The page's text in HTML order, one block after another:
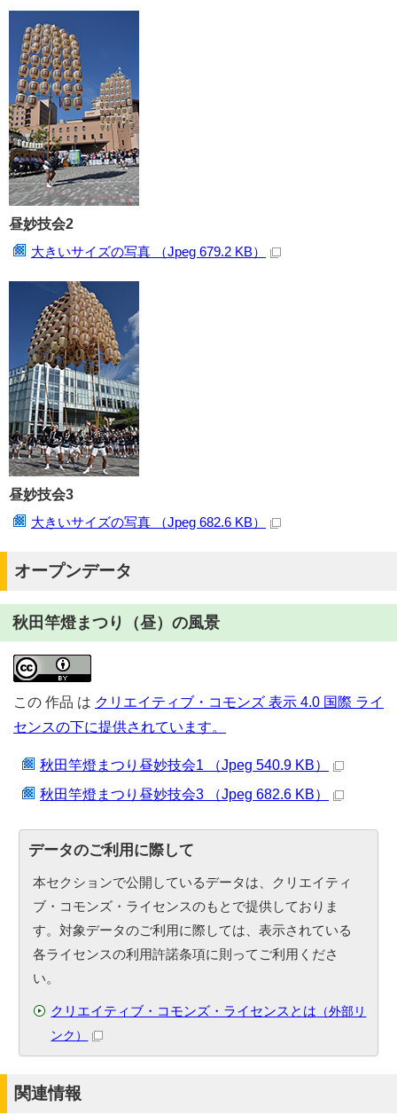
昼妙技会2
大きいサイズの写真 （Jpeg 679.2 KB）
昼妙技会3
大きいサイズの写真 （Jpeg 682.6 KB）
オープンデータ
秋田竿燈まつり（昼）の風景
この 作品 は クリエイティブ・コモンズ 表示 4.0 国際 ライ
センスの下に提供されています。
秋田竿燈まつり昼妙技会1 （Jpeg 540.9 KB）
秋田竿燈まつり昼妙技会3 （Jpeg 682.6 KB）
データのご利用に際して
本セクションで公開しているデータは、クリエイティ
ブ・コモンズ・ライセンスのもとで提供しておりま
す。対象データのご利用に際しては、表示されている
各ライセンスの利用許諾条項に則ってご利用くださ
い。
クリエイティブ・コモンズ・ライセンスとは （外部リ
ンク）
関連情報